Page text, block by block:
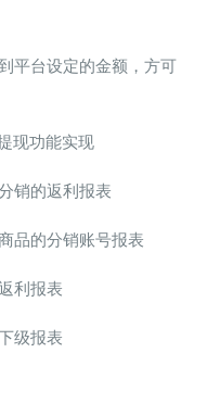
平台设定的金额，方可
现功能实现
销的返利报表
品的分销账号报表
利报表
级报表